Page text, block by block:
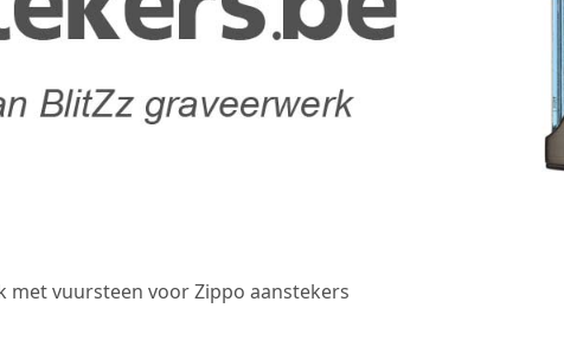
met vuursteen voor Zippo aanstekers